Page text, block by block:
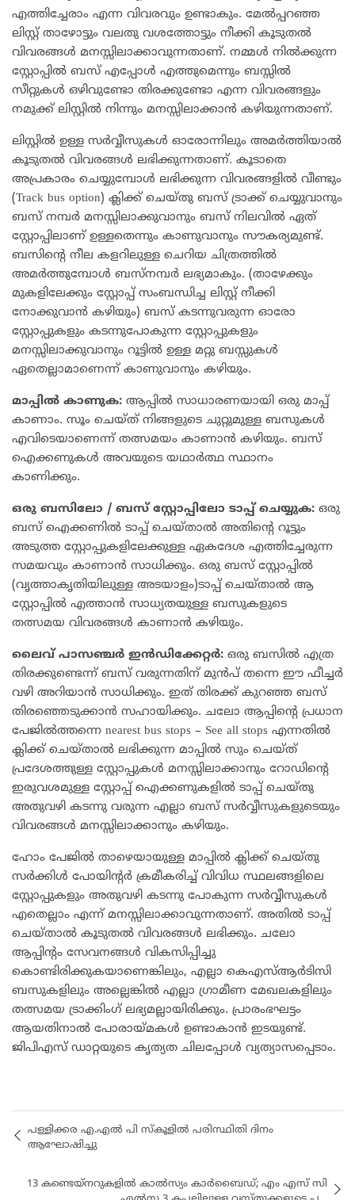
എത്തിച്ചേരാം എന്ന വിവരവും ഉണ്ടാകും. മേൽപ്പറഞ്ഞ
ലിസ്റ്റ് താഴോട്ടും വലതു വശത്തോട്ടും നീക്കി കൂടുതൽ
വിവരങ്ങൾ മനസ്സിലാക്കാവുന്നതാണ്. നമ്മൾ നിൽക്കുന്ന
സ്റ്റോപ്പിൽ ബസ് എപ്പോൾ എത്തുമെന്നും ബസ്സിൽ
സീറ്റുകൾ ഒഴിവുണ്ടോ തിരക്കുണ്ടോ എന്ന വിവരങ്ങളും
നമുക്ക് ലിസ്റ്റിൽ നിന്നും മനസ്സിലാക്കാൻ കഴിയുന്നതാണ്.
ലിസ്റ്റിൽ ഉള്ള സർവ്വീസുകൾ ഓരോന്നിലും അമർത്തിയാൽ
കൂടുതൽ വിവരങ്ങൾ ലഭിക്കുന്നതാണ്. കൂടാതെ
അപ്രകാരം ചെയ്യുമ്പോൾ ലഭിക്കുന്ന വിവരങ്ങളിൽ വീണ്ടും
(Track bus option) ക്ലിക്ക് ചെയ്തു ബസ് ട്രാക്ക് ചെയ്യുവാനും
ബസ് നമ്പർ മനസ്സിലാക്കുവാനും ബസ് നിലവിൽ ഏത്
സ്റ്റോപ്പിലാണ് ഉള്ളതെന്നും കാണുവാനും സൗകര്യമുണ്ട്.
ബസിൻ്റെ നീല കളറിലുള്ള ചെറിയ ചിത്രത്തിൽ
അമർത്തുമ്പോൾ ബസ്നമ്പർ ലഭ്യമാകും. (താഴേക്കും
മുകളിലേക്കും സ്റ്റോപ്പ് സംബന്ധിച്ച ലിസ്റ്റ് നീക്കി
നോക്കുവാൻ കഴിയും) ബസ് കടന്നുവരുന്ന ഓരോ
സ്റ്റോപ്പുകളും കടന്നുപോകുന്ന സ്റ്റോപ്പുകളും
മനസ്സിലാക്കുവാനും റൂട്ടിൽ ഉള്ള മറ്റു ബസ്സുകൾ
ഏതെല്ലാമാണെന്ന് കാണുവാനും കഴിയും.
മാപ്പിൽ കാണുക: ആപ്പിൽ സാധാരണയായി ഒരു മാപ്പ്
കാണാം. സൂം ചെയ്ത് നിങ്ങളുടെ ചുറ്റുമുള്ള ബസുകൾ
എവിടെയാണെന്ന് തത്സമയം കാണാൻ കഴിയും. ബസ്
ഐക്കണുകൾ അവയുടെ യഥാർത്ഥ സ്ഥാനം
കാണിക്കും.
ഒരു ബസിലോ / ബസ് സ്റ്റോപ്പിലോ ടാപ്പ് ചെയ്യുക: ഒരു
ബസ് ഐക്കണിൽ ടാപ്പ് ചെയ്താൽ അതിന്റെ റൂട്ടും
അടുത്ത സ്റ്റോപ്പുകളിലേക്കുള്ള ഏകദേശ എത്തിച്ചേരുന്ന
സമയവും കാണാൻ സാധിക്കും. ഒരു ബസ് സ്റ്റോപ്പിൽ
(വൃത്താകൃതിയിലുള്ള അടയാളം)ടാപ്പ് ചെയ്താൽ ആ
സ്റ്റോപ്പിൽ എത്താൻ സാധ്യതയുള്ള ബസുകളുടെ
തത്സമയ വിവരങ്ങൾ കാണാൻ കഴിയും.
ലൈവ് പാസഞ്ചർ ഇൻഡിക്കേറ്റർ: ഒരു ബസിൽ എത്ര
തിരക്കുണ്ടെന്ന് ബസ് വരുന്നതിന് മുൻപ് തന്നെ ഈ ഫീച്ചർ
വഴി അറിയാൻ സാധിക്കും. ഇത് തിരക്ക് കുറഞ്ഞ ബസ്
തിരഞ്ഞെടുക്കാൻ സഹായിക്കും. ചലോ ആപ്പിൻ്റെ പ്രധാന
പേജിൽത്തന്നെ nearest bus stops – See all stops എന്നതിൽ
ക്ലിക്ക് ചെയ്താൽ ലഭിക്കുന്ന മാപ്പിൽ സും ചെയ്ത്
പ്രദേശത്തുള്ള സ്റ്റോപ്പുകൾ മനസ്സിലാക്കാനും റോഡിൻ്റെ
ഇരുവശമുള്ള സ്റ്റോപ്പ് ഐക്കണുകളിൽ ടാപ്പ് ചെയ്തു
അതുവഴി കടന്നു വരുന്ന എല്ലാ ബസ് സർവ്വീസുകളുടെയും
വിവരങ്ങൾ മനസ്സിലാക്കാനും കഴിയും.
ഹോം പേജിൽ താഴെയായുള്ള മാപ്പിൽ ക്ലിക്ക് ചെയ്തു
സർക്കിൾ പോയിൻ്റർ ക്രമീകരിച്ച് വിവിധ സ്ഥലങ്ങളിലെ
സ്റ്റോപ്പുകളും അതുവഴി കടന്നു പോകുന്ന സർവ്വീസുകൾ
എതെല്ലാം എന്ന് മനസ്സിലാക്കാവുന്നതാണ്. അതിൽ ടാപ്പ്
ചെയ്താൽ കൂടുതൽ വിവരങ്ങൾ ലഭിക്കും. ചലോ
ആപ്പിന്‍റം സേവനങ്ങൾ വികസിപ്പിച്ചു
കൊണ്ടിരിക്കുകയാണെങ്കിലും, എല്ലാ കെഎസ്ആർടിസി
ബസുകളിലും അല്ലെങ്കിൽ എല്ലാ ഗ്രാമീണ മേഖലകളിലും
തത്സമയ ട്രാക്കിംഗ് ലഭ്യമല്ലായിരിക്കും. പ്രാരംഭഘട്ടം
ആയതിനാൽ പോരായ്മകൾ ഉണ്ടാകാൻ ഇടയുണ്ട്.
ജിപിഎസ് ഡാറ്റയുടെ കൃത്യത ചിലപ്പോൾ വ്യത്യാസപ്പെടാം.
പള്ളിക്കര എ.എൽ പി സ്കൂളിൽ പരിസ്ഥിതി ദിനം
ആഘോഷിച്ചു
13 കണ്ടെയ്നറുകളിൽ കാൽസ്യം കാർബൈഡ്; എം എസ് സി